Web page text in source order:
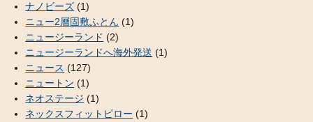
ナノビーズ (1)
ニュー2層固敷ふとん (1)
ニュージーランド (2)
ニュージーランドへ海外発送 (1)
ニュース (127)
ニュートン (1)
ネオステージ (1)
ネックスフィットピロー (1)